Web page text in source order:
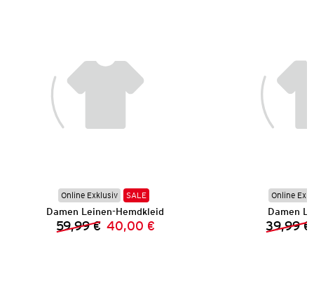
Online Exklusiv SALE
Damen Leinen-Hemdkleid
Vorheriger Preis:
59,99 € Neuer Preis:
40,00 €
Online
Damen
39,99 €